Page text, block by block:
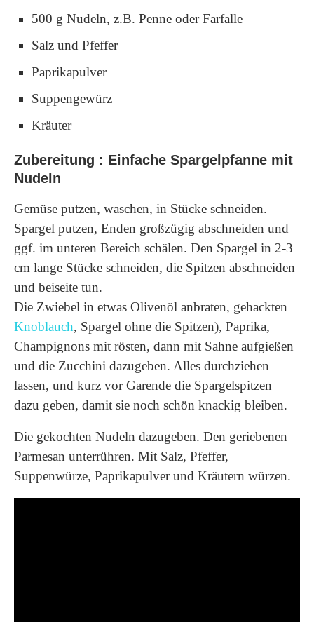
500 g Nudeln, z.B. Penne oder Farfalle
Salz und Pfeffer
Paprikapulver
Suppengewürz
Kräuter
Zubereitung : Einfache Spargelpfanne mit
Nudeln
Gemüse putzen, waschen, in Stücke schneiden.
Spargel putzen, Enden großzügig abschneiden und
ggf. im unteren Bereich schälen. Den Spargel in 2-3
cm lange Stücke schneiden, die Spitzen abschneiden
und beiseite tun.
Die Zwiebel in etwas Olivenöl anbraten, gehackten
Knoblauch, Spargel ohne die Spitzen), Paprika,
Champignons mit rösten, dann mit Sahne aufgießen
und die Zucchini dazugeben. Alles durchziehen
lassen, und kurz vor Garende die Spargelspitzen
dazu geben, damit sie noch schön knackig bleiben.
Die gekochten Nudeln dazugeben. Den geriebenen
Parmesan unterrühren. Mit Salz, Pfeffer,
Suppenwürze, Paprikapulver und Kräutern würzen.